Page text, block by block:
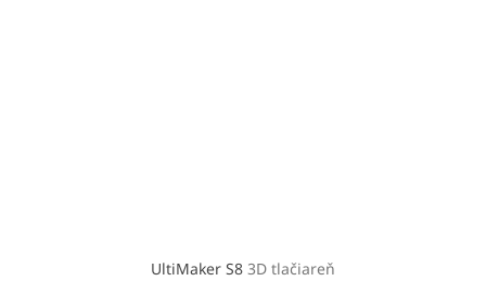
UltiMaker S8 3D tlačiareň